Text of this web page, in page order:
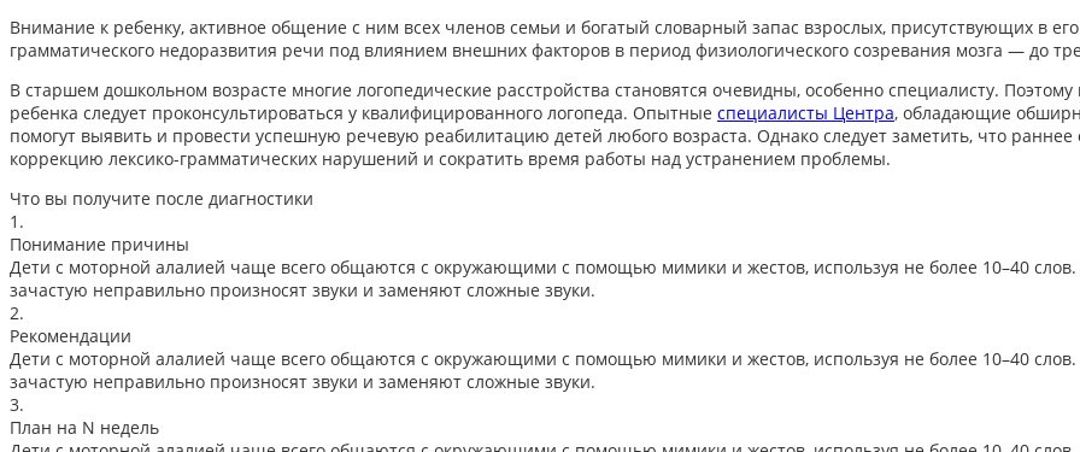
Внимание к ребенку, активное общение с ним всех членов семьи и богатый словарный запас взрослых, присутствующих в
грамматического недоразвития речи под влиянием внешних факторов в период физиологического созревания мозга — до
В старшем дошкольном возрасте многие логопедические расстройства становятся очевидны, особенно специалисту.
ребенка следует проконсультироваться у квалифицированного логопеда. Опытные специалисты Центра, обладающие
помогут выявить и провести успешную речевую реабилитацию детей любого возраста. Однако следует заметить, что
коррекцию лексико-грамматических нарушений и сократить время работы над устранением проблемы.
Что вы получите после диагностики
1.
Понимание причины
Дети с моторной алалией чаще всего общаются с окружающими с помощью мимики и жестов, используя не более 10–40
зачастую неправильно произносят звуки и заменяют сложные звуки.
2.
Рекомендации
Дети с моторной алалией чаще всего общаются с окружающими с помощью мимики и жестов, используя не более 10–40
зачастую неправильно произносят звуки и заменяют сложные звуки.
3.
План на N недель